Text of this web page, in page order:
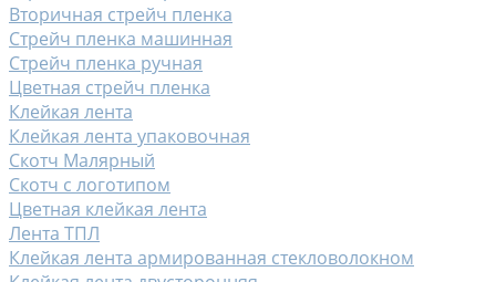
Вторичная стрейч пленка
Стрейч пленка машинная
Стрейч пленка ручная
Цветная стрейч пленка
Клейкая лента
Клейкая лента упаковочная
Скотч Малярный
Скотч с логотипом
Цветная клейкая лента
Лента ТПЛ
Клейкая лента армированная стекловолокном